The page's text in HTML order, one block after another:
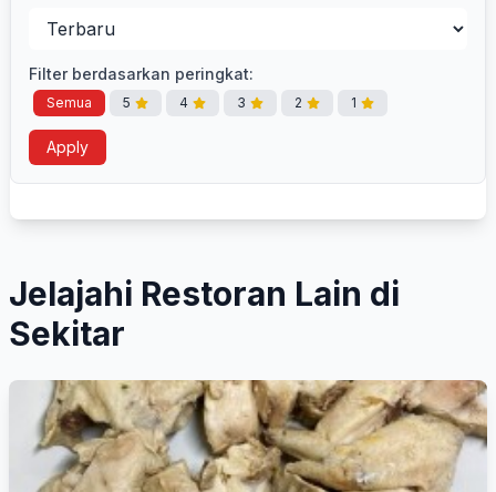
Filter berdasarkan peringkat:
Semua 5 4 3 2 1
Apply
Jelajahi Restoran Lain di
Sekitar